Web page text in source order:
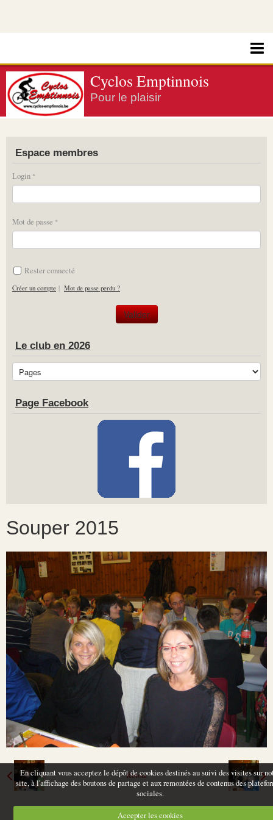
Cyclos Emptinnois
Pour le plaisir
Espace membres
Login
Mot de passe
Rester connecté
Créer un compte | Mot de passe perdu ?
Le club en 2026
Page Facebook
Souper 2015
Retour
En cliquant vous acceptez le dépôt de cookies destinés au suivi des visites sur
site, à l'affichage des boutons de partage et aux remontées de contenus des
sociales.
Accepter les cookies